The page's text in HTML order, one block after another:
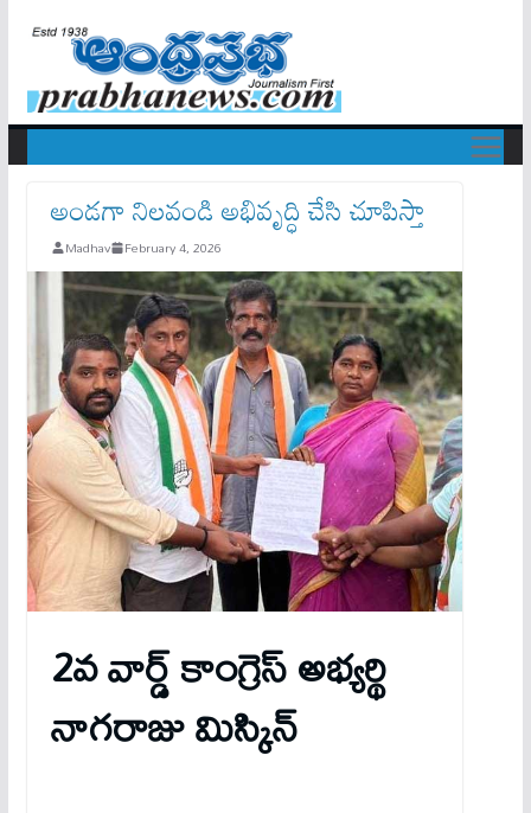
అండగా నిలవండి అభివృద్ధి చేసి చూపిస్తా
Madhav February 4, 2026
2వ వార్డ్ కాంగ్రెస్ అభ్యర్థి
నాగరాజు మిస్కిన్